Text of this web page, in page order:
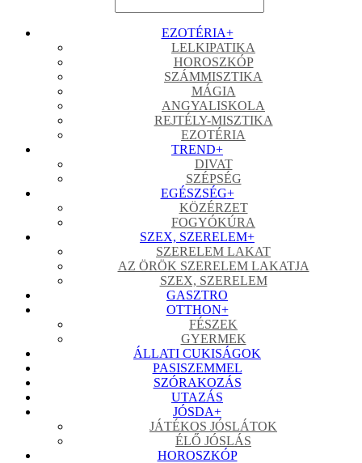
EZOTÉRIA+
LELKIPATIKA
HOROSZKÓP
SZÁMMISZTIKA
MÁGIA
ANGYALISKOLA
REJTÉLY-MISZTIKA
EZOTÉRIA
TREND+
DIVAT
SZÉPSÉG
EGÉSZSÉG+
KÖZÉRZET
FOGYÓKÚRA
SZEX, SZERELEM+
SZERELEM LAKAT
AZ ÖRÖK SZERELEM LAKATJA
SZEX, SZERELEM
GASZTRO
OTTHON+
FÉSZEK
GYERMEK
ÁLLATI CUKISÁGOK
PASISZEMMEL
SZÓRAKOZÁS
UTAZÁS
JÓSDA+
JÁTÉKOS JÓSLÁTOK
ÉLŐ JÓSLÁS
HOROSZKÓP